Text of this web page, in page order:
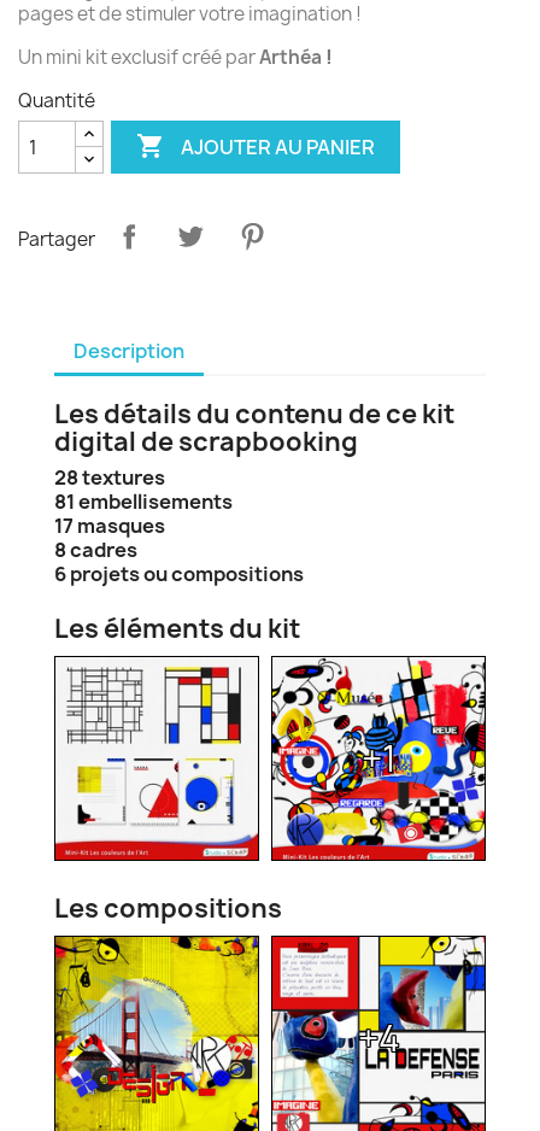
pages et de stimuler votre imagination !
Un mini kit exclusif créé parArthéa !
Quantité
 AJOUTER AU PANIER
Partager
Description
Les détails du contenu de ce kit
digital de scrapbooking
28 textures
81 embellisements
17 masques
8 cadres
6 projets ou compositions
Les éléments du kit
+1
Les compositions
+4